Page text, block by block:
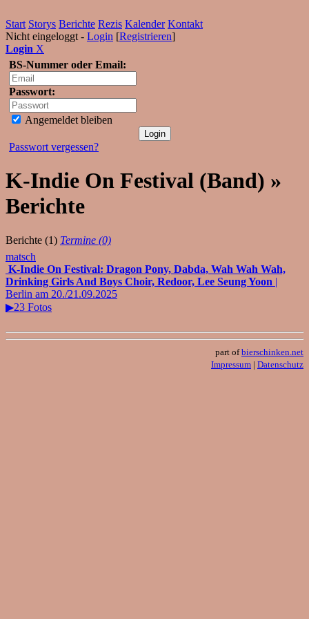
Start Storys Berichte Rezis Kalender Kontakt
Nicht eingeloggt - Login [Registrieren]
Login X
BS-Nummer oder Email:
Passwort:
Angemeldet bleiben
Passwort vergessen?
K-Indie On Festival (Band) »
Berichte
Berichte (1) Termine (0)
matsch
K-Indie On Festival: Dragon Pony, Dabda, Wah Wah Wah,
Drinking Girls And Boys Choir, Redoor, Lee Seung Yoon |
Berlin am 20./21.09.2025
▶23 Fotos
part ofbierschinken.net
Impressum | Datenschutz